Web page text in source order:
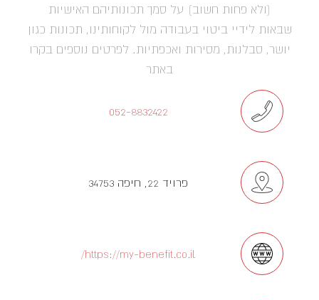
(ולא פחות חשוב) על סמך תכונותיהם האישיות
שבאות לידיי ביטוי בעבודה מול לקוחותינו, תכונות כגון
יושר, סבלנות, מסירות ואכפתיות. לפרטים נוספים בקרו
באתר
052-8832422
פרויד 22, חיפה 34753
https://my-benefit.co.il/